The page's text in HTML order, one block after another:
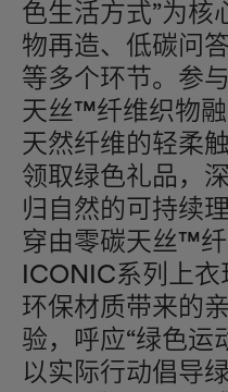
色生活方式”为核
物再造、低碳问
等多个环节。参
天丝™纤维织物
天然纤维的轻柔
领取绿色礼品，
归自然的可持续
穿由零碳天丝™
ICONIC系列上
环保材质带来的
验，呼应“绿色运
以实际行动倡导